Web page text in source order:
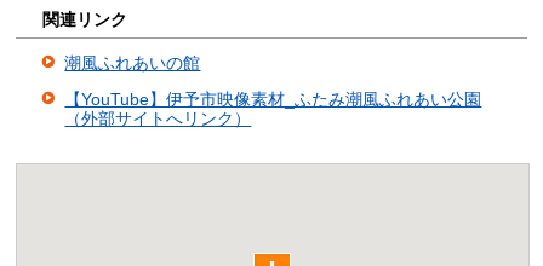
関連リンク
潮風ふれあいの館
【YouTube】伊予市映像素材_ふたみ潮風ふれあい公園
（外部サイトへリンク）